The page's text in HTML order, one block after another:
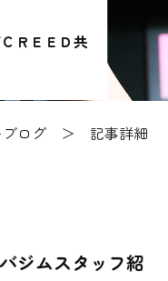
ＲＥＥＤ共
ログ＞ 記事詳細
ジムスタッフ紹